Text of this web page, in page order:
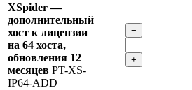
XSpider —
дополнительный
хост к лицензии
на 64 хоста,
обновления 12
месяцев PT-XS-
IP64-ADD
−
+